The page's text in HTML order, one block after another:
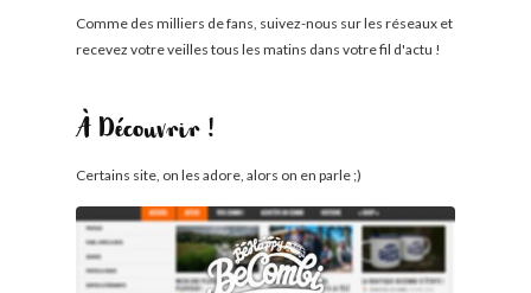
Comme des milliers de fans, suivez-nous sur les réseaux et
recevez votre veilles tous les matins dans votre fil d'actu !
À Découvrir !
Certains site, on les adore, alors on en parle ;)